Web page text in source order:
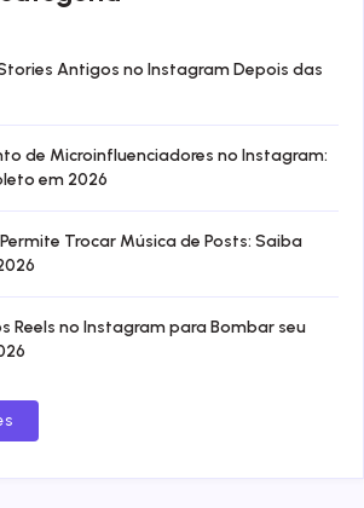
Antigos no Instagram Depois das
de Microinfluenciadores no Instagram:
em 2026
Trocar Música de Posts: Saiba
Reels no Instagram para Bombar seu